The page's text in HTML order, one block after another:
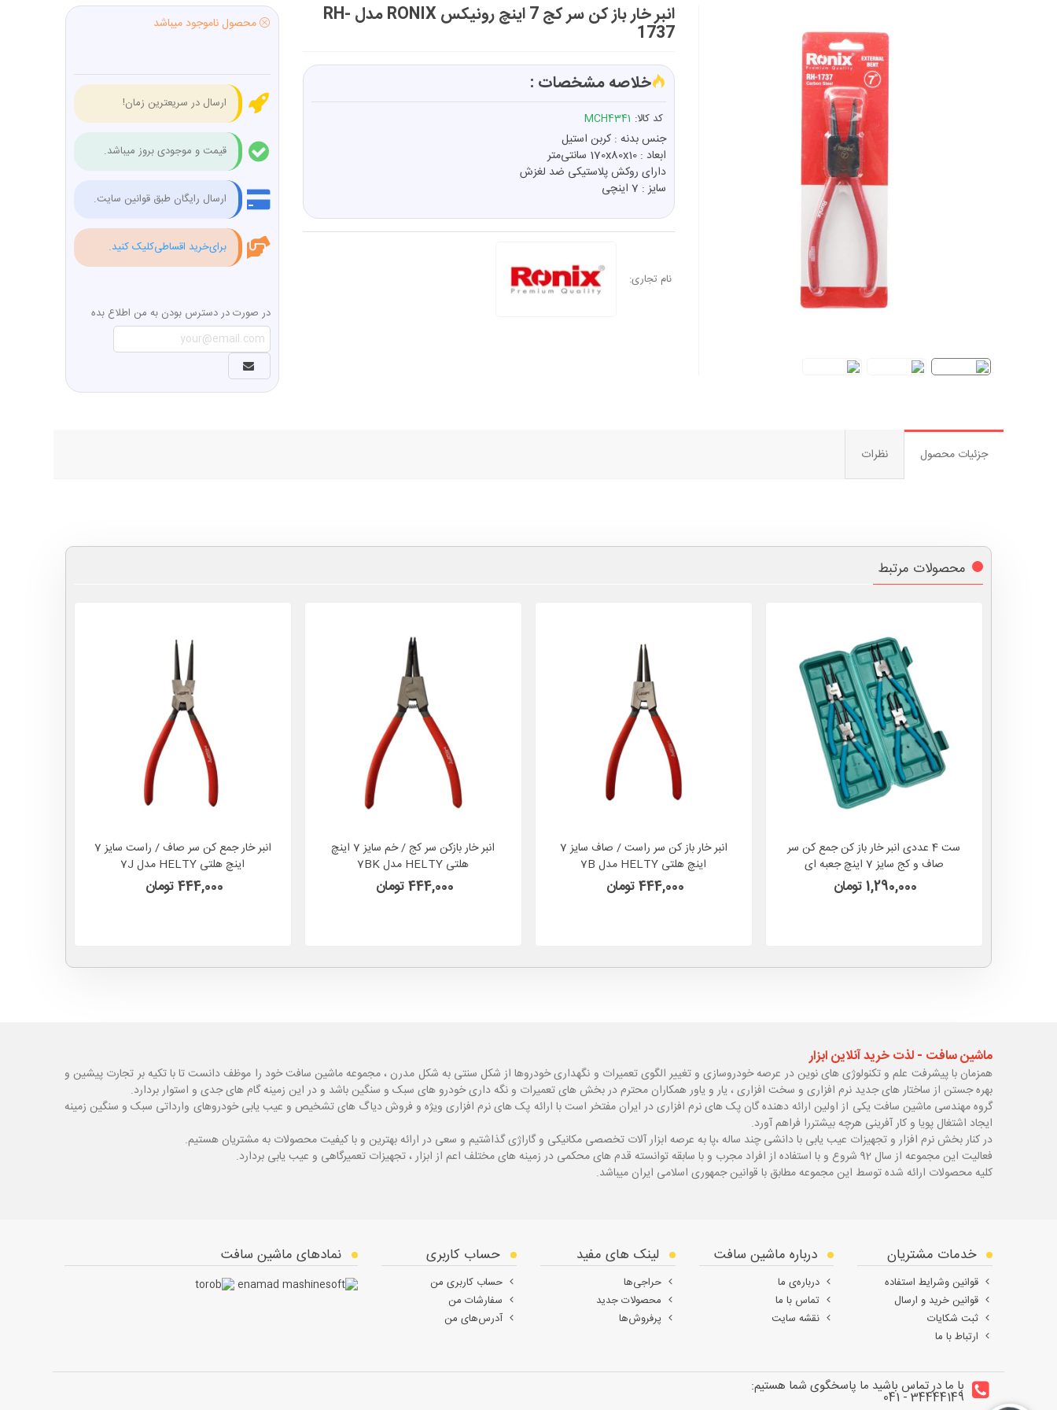
انبر خار باز کن سر کج 7 اینچ رونیکس RONIX مدل RH-
1737
خلاصه مشخصات :
کد کالا: MCH4341
جنس بدنه : کربن استیل
ابعاد : 170x80x10 سانتی‌متر
دارای روکش پلاستیکی ضد لغزش
سایز : 7 اینچی
نام تجاری:
محصول ناموجود میباشد
ارسال در سریعترین زمان!
قیمت و موجودی بروز میباشد.
ارسال رایگان طبق قوانین سایت.
برای‌خرید اقساطی‌کلیک کنید.
در صورت در دسترس بودن به من اطلاع بده
جزئیات محصول نظرات
محصولات مرتبط
ست 4 عددی انبر خار باز کن جمع کن سر
صاف و کج سایز 7 اینچ جعبه ای
NITROMAX مدل 4KL
1,290,000 تومان
انبر خار باز کن سر راست / صاف سایز 7
اینچ هلتی HELTY مدل 7B
444,000 تومان
انبر خار بازکن سر کج / خم سایز 7 اینچ
هلتی HELTY مدل 7BK
444,000 تومان
انبر خار جمع کن سر صاف / راست سایز 7
اینچ هلتی HELTY مدل 7J
444,000 تومان
ماشین سافت - لذت خرید آنلاین ابزار
همزمان با پیشرفت علم و تکنولوژی های نوین در عرصه خودروسازی و تغییر الگوی تعمیرات و نگهداری خودروها از شکل سنتی به شکل مدرن ، مجموعه ماشین سافت خود را موظف دانست تا با تکیه بر تجارت پیشین و
بهره جستن از ساختار های جدید نرم افزاری و سخت افزاری ، یار و یاور همکاران محترم در بخش های تعمیرات و نگه داری خودرو های سبک و سنگین باشد و در این زمینه گام های جدی و استوار بردارد.
گروه مهندسی ماشین سافت یکی از اولین ارائه دهنده گان پک های نرم افزاری در ایران مفتخر است با ارائه پک های نرم افزاری ویژه و فروش دیاگ های تشخیص و عیب یابی خودروهای وارداتی سبک و سنگین زمینه
ایجاد اشتغال پویا و کار آفرینی هرچه بیشتررا فراهم آورد.
در کنار بخش نرم افزار و تجهیزات عیب یابی با دانشی چند ساله ،پابه عرصه ابزار آلات تخصصی مکانیکی و گاراژی گذاشتیم و سعی در ارائه بهترین و با کیفیت محصولات به مشتریان هستیم.
فعالیت این مجموعه از سال 92 شروع و با استفاده از افراد مجرب و با سابقه توانسته قدم های محکمی در زمینه های مختلف اعم از ابزار ، تجهیزات تعمیرگاهی و عیب یابی بردارد.
کلیه محصولات ارائه شده توسط این مجموعه مطابق با قوانین جمهوری اسلامی ایران میباشد.
خدمات مشتریان
قوانین وشرایط استفاده
قوانین خرید و ارسال
ثبت شکایات
ارتباط با ما
درباره ماشین سافت
درباره‌ی ما
تماس با ما
نقشه سایت
لینک های مفید
حراجی‌ها
محصولات جدید
پرفروش‌ها
حساب کاربری
حساب کاربری من
سفارشات من
آدرس‌های من
نمادهای ماشین سافت
با ما در تماس باشید ما پاسخگوی شما هستیم:
34444149 - 041